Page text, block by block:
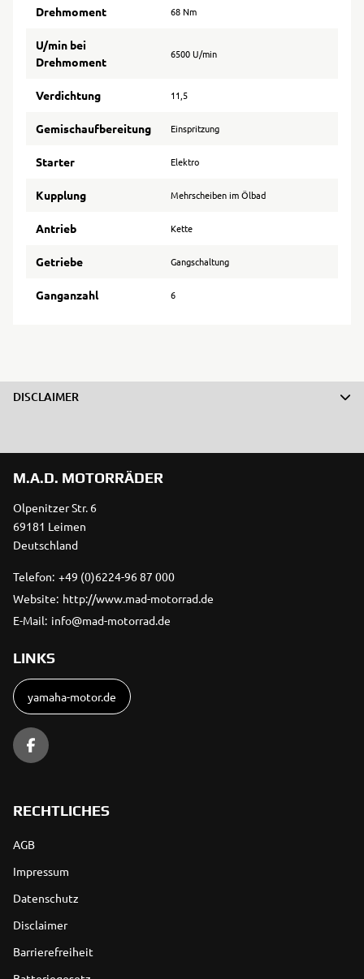
Drehmoment 68 Nm
U/min bei
Drehmoment
6500 U/min
Verdichtung 11,5
Gemischaufbereitung Einspritzung
Starter Elektro
Kupplung Mehrscheiben im Ölbad
Antrieb Kette
Getriebe Gangschaltung
Ganganzahl 6
DISCLAIMER
M.A.D. MOTORRÄDER
Olpenitzer Str. 6
69181 Leimen
Deutschland
Telefon: +49 (0)6224-96 87 000
Website: http://www.mad-motorrad.de
E-Mail: info@mad-motorrad.de
LINKS
yamaha-motor.de
RECHTLICHES
AGB
Impressum
Datenschutz
Disclaimer
Barrierefreiheit